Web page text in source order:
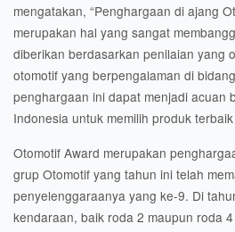
mengatakan, “Penghargaan di ajang
merupakan hal yang sangat
diberikan berdasarkan penilaian yang
otomotif yang berpengalaman di
penghargaan ini dapat menjadi acuan
Indonesia untuk memilih produk
Otomotif Award merupakan
grup Otomotif yang tahun ini telah
penyelenggaraanya yang ke-9. Di
kendaraan, baik roda 2 maupun roda